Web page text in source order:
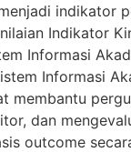
indikator
Indikator
Informasi
Informasi
membantu
dan
outcome